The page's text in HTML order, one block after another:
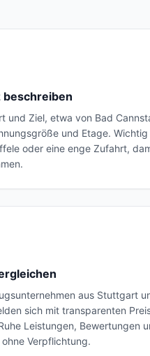
beschreiben
und Ziel, etwa von Bad
und Etage. Wichtig
oder eine enge Zufahrt,
aus Stuttgart
sich mit transparenten
Leistungen, Bewertungen
Verpflichtung.